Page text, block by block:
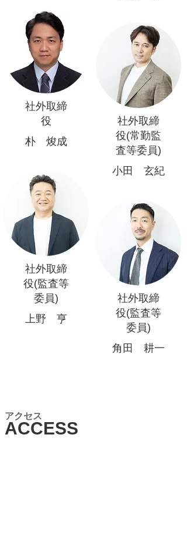
社外取締
役
朴 焌成
社外取締
役(監査等
委員)
上野 亨
社外取締
役(常勤監
査等委員)
小田 玄紀
社外取締
役(監査等
委員)
角田 耕一
ACCESS
​アクセス